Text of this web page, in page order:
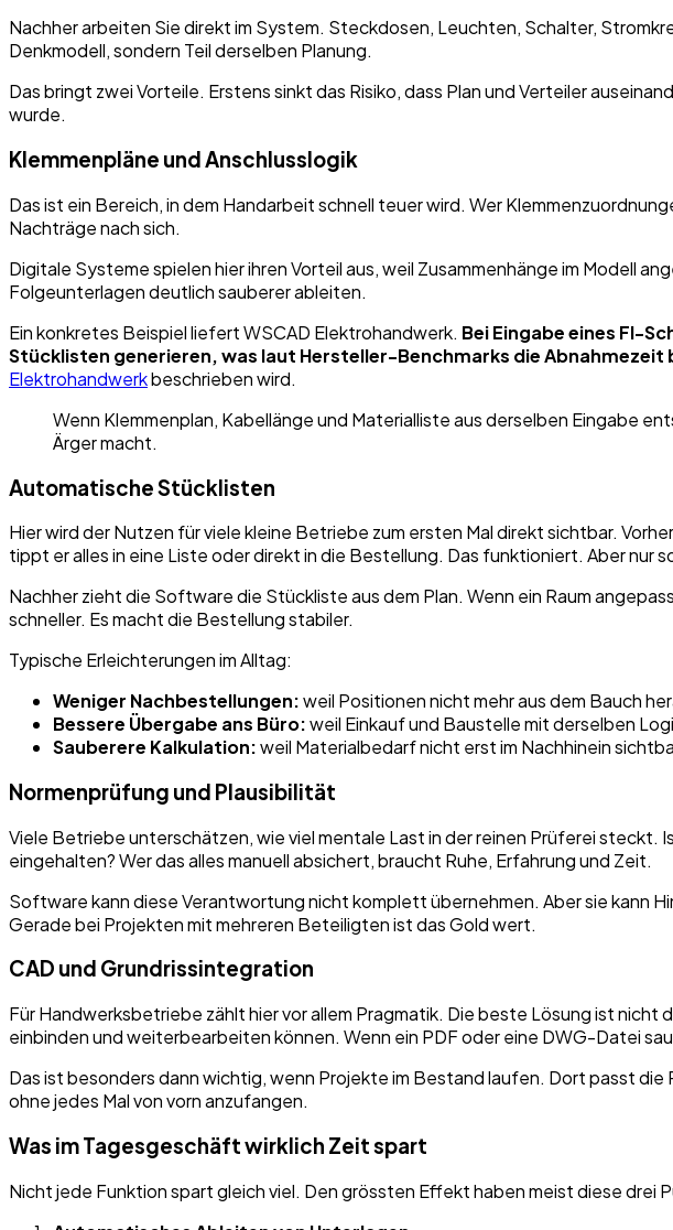
Nachher arbeiten Sie direkt im System. Steckdosen, Leuchten, Schalter,
Denkmodell, sondern Teil derselben Planung.
Das bringt zwei Vorteile. Erstens sinkt das Risiko, dass Plan und Verteiler
wurde.
Klemmenpläne und Anschlusslogik
Das ist ein Bereich, in dem Handarbeit schnell teuer wird. Wer
Nachträge nach sich.
Digitale Systeme spielen hier ihren Vorteil aus, weil Zusammenhänge im Modell
Folgeunterlagen deutlich sauberer ableiten.
Ein konkretes Beispiel liefert WSCAD Elektrohandwerk. Bei Eingabe eines FI-
Stücklisten generieren, was laut Hersteller-Benchmarks die
Elektrohandwerkbeschrieben wird.
Wenn Klemmenplan, Kabellänge und Materialliste aus derselben Eingabe
Ärger macht.
Automatische Stücklisten
Hier wird der Nutzen für viele kleine Betriebe zum ersten Mal direkt sichtbar.
tippt er alles in eine Liste oder direkt in die Bestellung. Das funktioniert. Aber nur
Nachher zieht die Software die Stückliste aus dem Plan. Wenn ein Raum
schneller. Es macht die Bestellung stabiler.
Typische Erleichterungen im Alltag:
Weniger Nachbestellungen:weil Positionen nicht mehr aus dem Bauch
Bessere Übergabe ans Büro:weil Einkauf und Baustelle mit derselben
Sauberere Kalkulation:weil Materialbedarf nicht erst im Nachhinein
Normenprüfung und Plausibilität
Viele Betriebe unterschätzen, wie viel mentale Last in der reinen Prüferei
eingehalten? Wer das alles manuell absichert, braucht Ruhe, Erfahrung und Zeit.
Software kann diese Verantwortung nicht komplett übernehmen. Aber sie kann
Gerade bei Projekten mit mehreren Beteiligten ist das Gold wert.
CAD und Grundrissintegration
Für Handwerksbetriebe zählt hier vor allem Pragmatik. Die beste Lösung ist
einbinden und weiterbearbeiten können. Wenn ein PDF oder eine DWG-Datei
Das ist besonders dann wichtig, wenn Projekte im Bestand laufen. Dort passt
ohne jedes Mal von vorn anzufangen.
Was im Tagesgeschäft wirklich Zeit spart
Nicht jede Funktion spart gleich viel. Den grössten Effekt haben meist diese drei